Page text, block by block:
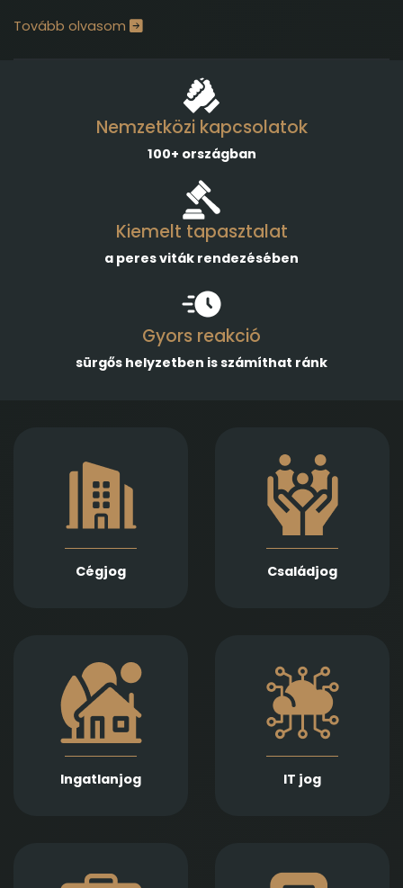
Tovább olvasom
Nemzetközi kapcsolatok
100+ országban
Kiemelt tapasztalat
a peres viták rendezésében
Gyors reakció
sürgős helyzetben is számíthat ránk
Cégjog
módosításában és
átalakulásában
biztosítunk teljes körű
szolgáltatást
Jogi képviseletet
vállalunk
végelszámolás, csőd-
Családjog
megalapozott jogi
támogatást nyújtunk
házassági bontóper,
vagyonmegosztás,
tartásdíj,
gyermekelhelyezés,
szülői felügyelet,
apasági vélelem,
Ingatlanjog
Ingatlan adásvétel,
ajándékozás, bérlet,
fejlesztés és
beruházási
szerződések szakértő
jogi előkészítését és
lebonyolítását
biztosítjuk
IT jog
technológiai
szerződések,
adatvédelmi és
szoftverjogi kérdések,
AI -val kapcsolatos
precíz jogi kezelését